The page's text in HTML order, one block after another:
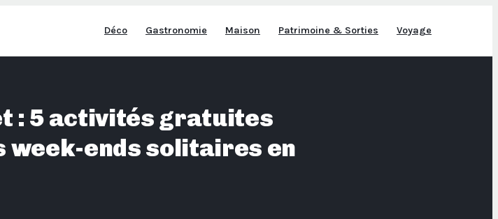
Déco Gastronomie Maison Patrimoine & Sorties Voyage
: 5 activités gratuites
ends solitaires en